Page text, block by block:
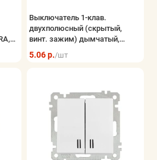
Выключатель 1-клав.
двухполюсный (скрытый,
винт. зажим) дымчатый,
ELITRA, MUTLUSAN
5.06 р./шт